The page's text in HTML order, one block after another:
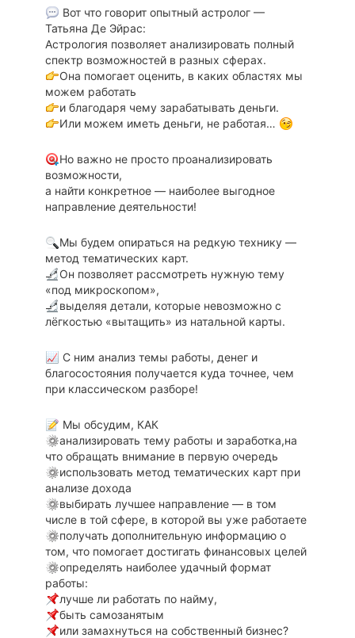
Вот что говорит опытный астролог —
Татьяна Де Эйрас:
Астрология позволяет анализировать полный
спектр возможностей в разных сферах.
Она помогает оценить, в каких областях мы
можем работать
и благодаря чему зарабатывать деньги.
Или можем иметь деньги, не работая…
Но важно не просто проанализировать
возможности,
а найти конкретное — наиболее выгодное
направление деятельности!
Мы будем опираться на редкую технику —
метод тематических карт.
Он позволяет рассмотреть нужную тему
«под микроскопом»,
выделяя детали, которые невозможно с
лёгкостью «вытащить» из натальной карты.
С ним анализ темы работы, денег и
благосостояния получается куда точнее, чем
при классическом разборе!
Мы обсудим, КАК
анализировать тему работы и заработка,на
что обращать внимание в первую очередь
использовать метод тематических карт при
анализе дохода
выбирать лучшее направление — в том
числе в той сфере, в которой вы уже работаете
получать дополнительную информацию о
том, что помогает достигать финансовых целей
определять наиболее удачный формат
работы:
лучше ли работать по найму,
быть самозанятым
или замахнуться на собственный бизнес?